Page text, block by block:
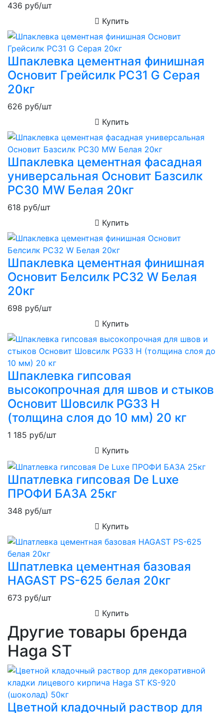
436 руб/шт
Купить
Шпаклевка цементная финишная
Основит Грейсилк PC31 G Серая
20кг
626 руб/шт
Купить
Шпаклевка цементная фасадная
универсальная Основит Базсилк
PC30 MW Белая 20кг
618 руб/шт
Купить
Шпаклевка цементная финишная
Основит Белсилк PC32 W Белая
20кг
698 руб/шт
Купить
Шпаклевка гипсовая
высокопрочная для швов и стыков
Основит Шовсилк PG33 H
(толщина слоя до 10 мм) 20 кг
1 185 руб/шт
Купить
Шпатлевка гипсовая De Luxe
ПРОФИ БАЗА 25кг
348 руб/шт
Купить
Шпатлевка цементная базовая
HAGAST PS-625 белая 20кг
673 руб/шт
Купить
Другие товары бренда
Haga ST
Цветной кладочный раствор для